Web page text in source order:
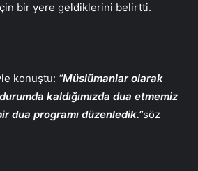
bir yere geldiklerini belirtti.
konuştu: “Müslümanlar olarak
kaldığımızda dua etmemiz
dua programı düzenledik.”söz